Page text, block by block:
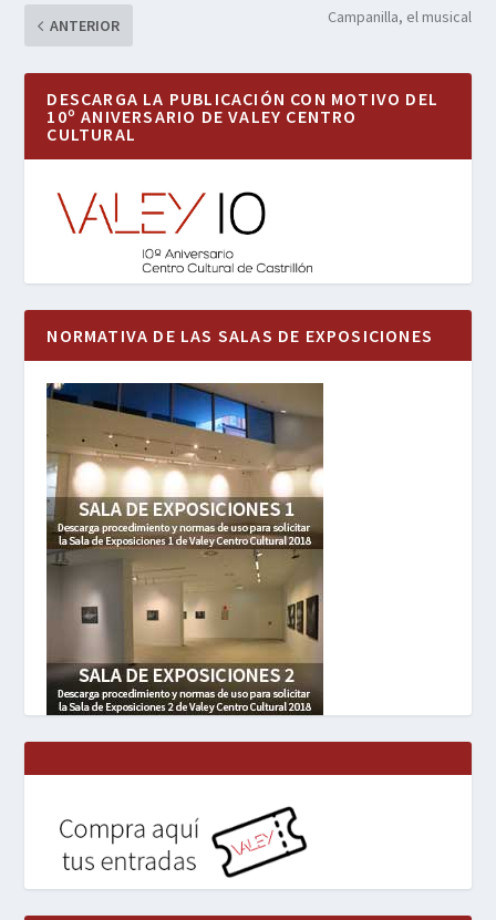
ANTERIOR
Campanilla, el musical
DESCARGA LA PUBLICACIÓN CON MOTIVO DEL
10º ANIVERSARIO DE VALEY CENTRO
CULTURAL
NORMATIVA DE LAS SALAS DE EXPOSICIONES